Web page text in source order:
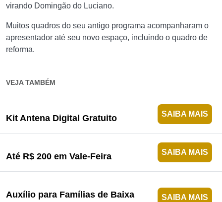
virando Domingão do Luciano.
Muitos quadros do seu antigo programa acompanharam o
apresentador até seu novo espaço, incluindo o quadro de
reforma.
VEJA TAMBÉM
Kit Antena Digital Gratuito SAIBA MAIS
Até R$ 200 em Vale-Feira SAIBA MAIS
Auxílio para Famílias de Baixa
SAIBA MAIS